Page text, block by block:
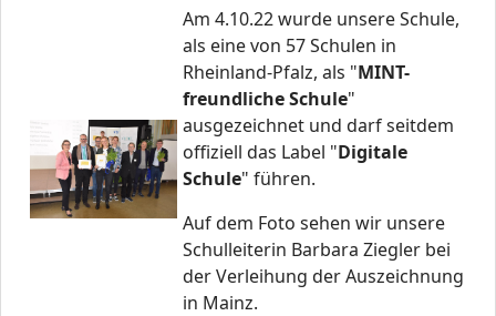
Am 4.10.22 wurde unsere Schule,
als eine von 57 Schulen in
Rheinland-Pfalz, als "MINT-
freundliche Schule"
ausgezeichnet und darf seitdem
offiziell das Label "Digitale
Schule" führen.
Auf dem Foto sehen wir unsere
Schulleiterin Barbara Ziegler bei
der Verleihung der Auszeichnung
in Mainz.